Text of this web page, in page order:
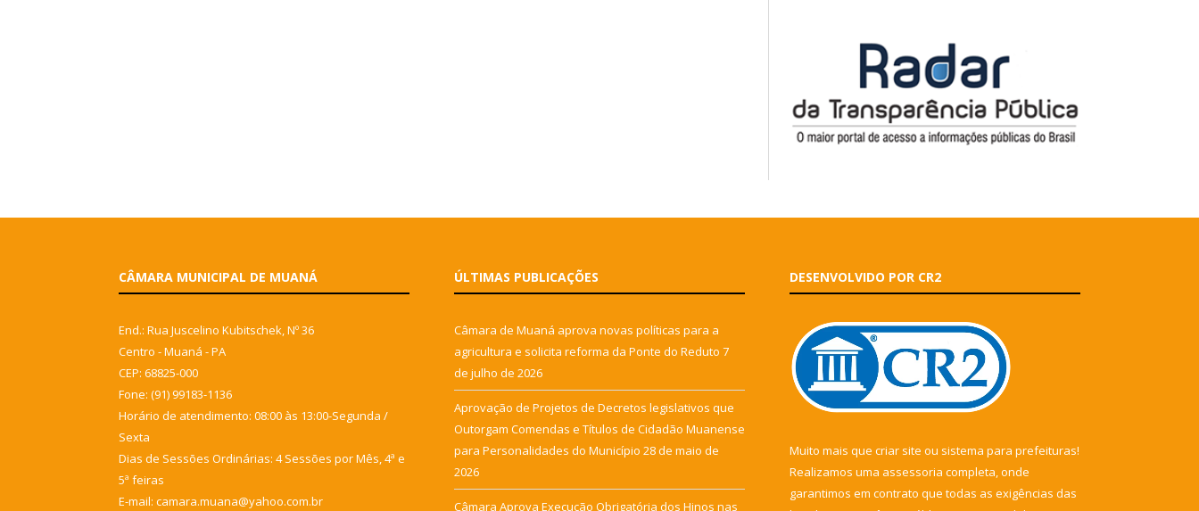
CÂMARA MUNICIPAL DE MUANÁ
End.: Rua Juscelino Kubitschek, Nº 36
Centro - Muaná - PA
CEP: 68825-000
Fone: (91) 99183-1136
Horário de atendimento: 08:00 às 13:00-Segunda /
Sexta
Dias de Sessões Ordinárias: 4 Sessões por Mês, 4ª e
5ª feiras
E-mail: camara.muana@yahoo.com.br
ÚLTIMAS PUBLICAÇÕES
Câmara de Muaná aprova novas políticas para a
agricultura e solicita reforma da Ponte do Reduto 7
de julho de 2026
Aprovação de Projetos de Decretos legislativos que
Outorgam Comendas e Títulos de Cidadão Muanense
para Personalidades do Município 28 de maio de
2026
Câmara Aprova Execução Obrigatória dos Hinos nas
DESENVOLVIDO POR CR2
Muito mais que criar site ou sistema para prefeituras!
Realizamos uma assessoria completa, onde
garantimos em contrato que todas as exigências das